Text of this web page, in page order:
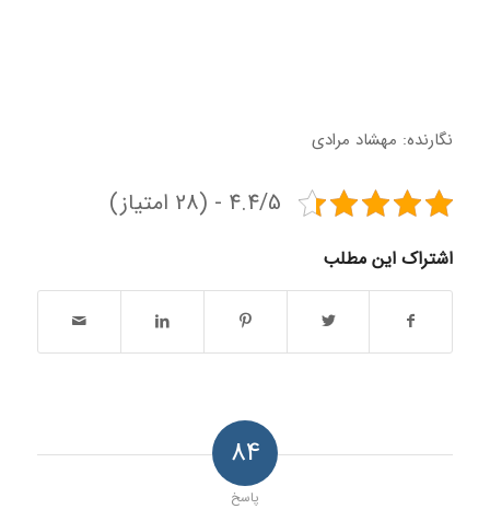
نگارنده: مهشاد مرادی
4.4/5 - (28 امتیاز)
اشتراک این مطلب
84
پاسخ